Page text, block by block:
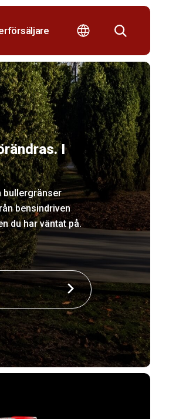
I
bullergränser
bensindriven
du har väntat på.